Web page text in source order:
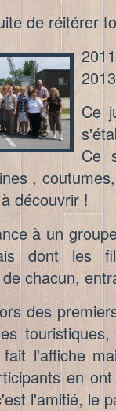
de réitérer
Ce
Ce
,
découvrir !
à un
dont les
chacun,
des
l'affiche
en
l'amitié, le